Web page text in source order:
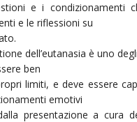
e i condizionamenti
e le riflessioni su
dell’eutanasia è uno
ben
limiti, e deve essere
emotivi
presentazione a cura